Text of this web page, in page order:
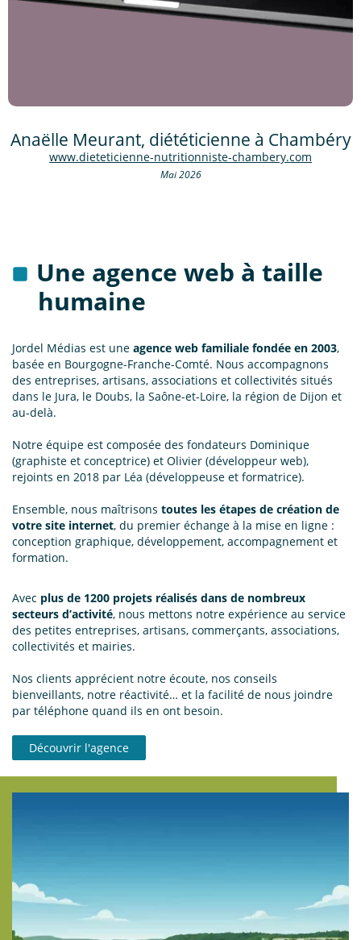
Anaëlle Meurant, diététicienne à Chambéry
www.dieteticienne-nutritionniste-chambery.com
Mai 2026
Une agence web à taille
humaine
Jordel Médias est une agence web familiale fondée en 2003,
basée en Bourgogne-Franche-Comté. Nous accompagnons
des entreprises, artisans, associations et collectivités situés
dans le Jura, le Doubs, la Saône-et-Loire, la région de Dijon et
au-delà.
Notre équipe est composée des fondateurs Dominique
(graphiste et conceptrice) et Olivier (développeur web),
rejoints en 2018 par Léa (développeuse et formatrice).
Ensemble, nous maîtrisons toutes les étapes de création de
votre site internet, du premier échange à la mise en ligne :
conception graphique, développement, accompagnement et
formation.
Avec plus de 1200 projets réalisés dans de nombreux
secteurs d’activité, nous mettons notre expérience au service
des petites entreprises, artisans, commerçants, associations,
collectivités et mairies.
Nos clients apprécient notre écoute, nos conseils
bienveillants, notre réactivité… et la facilité de nous joindre
par téléphone quand ils en ont besoin.
Découvrir l'agence